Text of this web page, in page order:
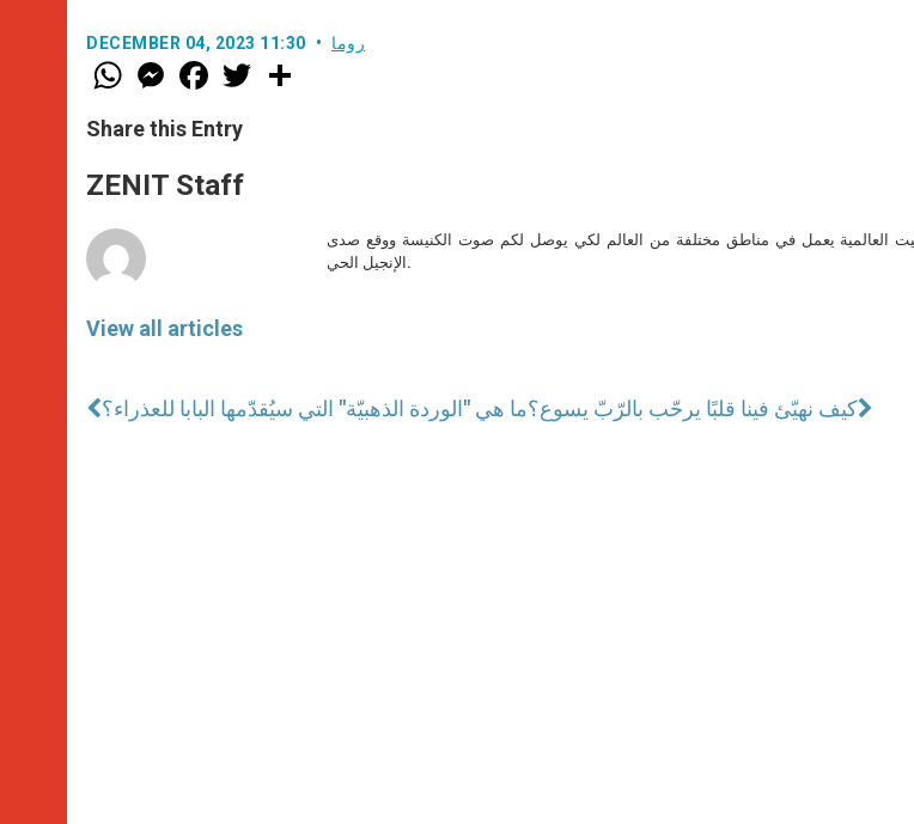
DECEMBER 04, 2023 11:30 روما
W
h
t
s
p
p
M
e
s
e
g
e
F
a
e
b
o
k
w
Share this Entry
ZENIT Staff
View all articles
العالمية يعمل في مناطق مختلفة من العالم لكي يوصل لكم صوت الكنيسة ووقع صدى
الإنجيل الحي.
ما هي "الوردة الذهبيّة" التي سيُقدّمها البابا للعذراء؟كيف نهيّئ فينا قلبًا يرحّب بالرّبّ يسوع؟